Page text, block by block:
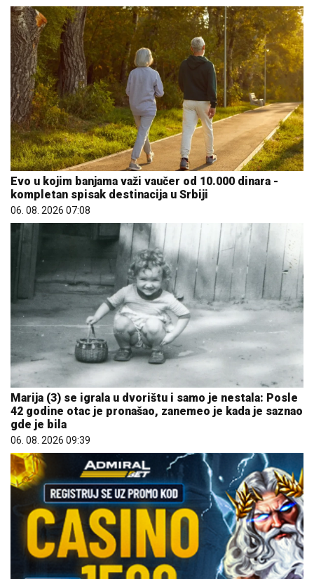
Evo u kojim banjama važi vaučer od 10.000 dinara -
kompletan spisak destinacija u Srbiji
06. 08. 2026 07:08
Marija (3) se igrala u dvorištu i samo je nestala: Posle
42 godine otac je pronašao, zanemeo je kada je saznao
gde je bila
06. 08. 2026 09:39